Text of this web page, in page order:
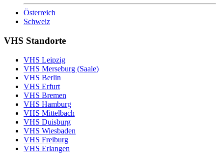
Österreich
Schweiz
VHS Standorte
VHS Leipzig
VHS Merseburg (Saale)
VHS Berlin
VHS Erfurt
VHS Bremen
VHS Hamburg
VHS Mittelbach
VHS Duisburg
VHS Wiesbaden
VHS Freiburg
VHS Erlangen